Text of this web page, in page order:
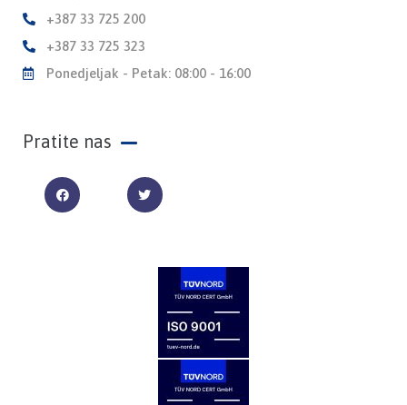
+387 33 725 200
+387 33 725 323
Ponedjeljak - Petak: 08:00 - 16:00
Pratite nas